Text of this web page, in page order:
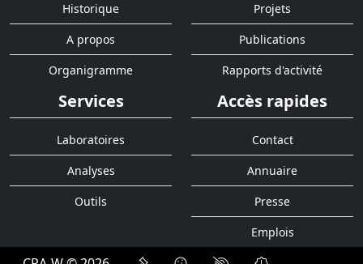
Historique
A propos
Organigramme
Projets
Publications
Rapports d'activité
Services
Laboratoires
Analyses
Outils
Accès rapides
Contact
Annuaire
Presse
Emplois